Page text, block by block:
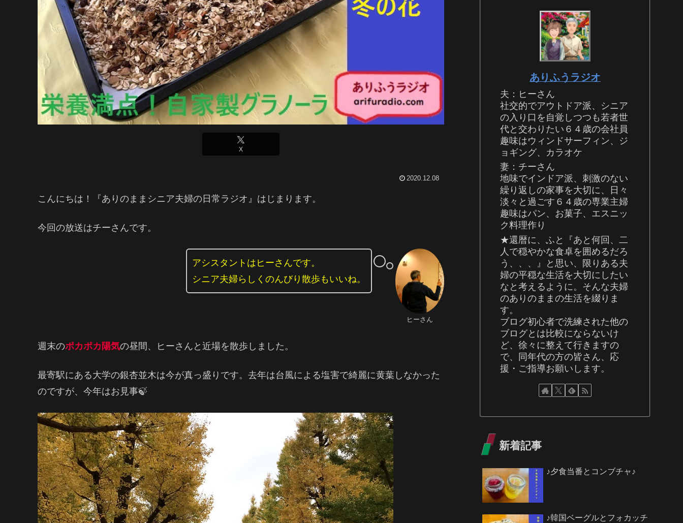
X
2020.12.08
こんにちは！『ありのままシニア夫婦の日常ラジオ』はじまります。
今回の放送はチーさんです。
ヒーさん
アシスタントはヒーさんです。
シニア夫婦らしくのんびり散歩もいいね。
週末のポカポカ陽気の昼間、ヒーさんと近場を散歩しました。
最寄駅にある大学の銀杏並木は今が真っ盛りです。去年は台風による塩害で綺麗に黄葉しなかった
のですが、今年はお見事🍃
ありふうラジオ
夫：ヒーさん
社交的でアウトドア派、シニア
の入り口を自覚しつつも若者世
代と交わりたい６４歳の会社員
趣味はウィンドサーフィン、ジ
ョギング、カラオケ
妻：チーさん
地味でインドア派、刺激のない
繰り返しの家事を大切に、日々
淡々と過ごす６４歳の専業主婦
趣味はパン、お菓子、エスニッ
ク料理作り
★還暦に、ふと『あと何回、二
人で穏やかな食卓を囲めるだろ
う、、、』と思い、限りある夫
婦の平穏な生活を大切にしたい
なと考えるように。そんな夫婦
のありのままの生活を綴りま
す。
ブログ初心者で洗練された他の
ブログとは比較にならないけ
ど、徐々に整えて行きますの
で、同年代の方の皆さん、応
援・ご指導お願いします。
新着記事
♪夕食当番とコンブチャ♪
♪韓国ベーグルとフォカッチ